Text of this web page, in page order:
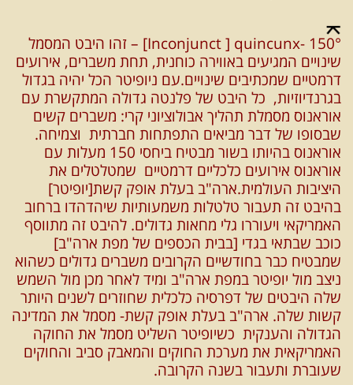
150° -Inconjunct ] quincunx] – זהו היבט המסמל
שינויים המגיעים באווירה כוחנית, תחת משברים, אירועים
דרמטיים שמכתיבים שינויים.עם ניופיטר הכל יהיה בגדול
בגרנדיוזיות, כל היבט של פלנטה גדולה המתקשרת עם
אוראנוס מסמלת תהליך אבולוציוני קרי: משברים קשים
שבסופו של דבר מביאים התפתחות חברתית וצמיחה.
אוראנוס בהיותו בשור מבטיח ביחסי 150 מעלות עם
אוראנוס אירועים כלכליים דרמטיים שמטלטלים את
היציבות העולמית.ארה"ב בעלת אופק קשת[יופיטר]
בהיבט זה תעבור טלטלות משמעותיות שיהדהדו ברחוב
האמריקאי ויעוררו גלי מחאות גדולים. להיבט זה מתווסף
כוכב שבתאי בגדי [בבית הכספים של מפת ארה"ב]
שמבטיח כבר בחודשיים הקרובים משברים גדולים כשהוא
ניצב מול יופיטר במפת ארה"ב ומיד לאחר מכן מול השמש
שלה היבטים של דפרסיה כלכלית שחוזרים לשנים היותר
קשות שלה. ארה"ב בעלת אופק קשת- מסמל את המדינה
הגדולה והענקית כשיופיטר השליט מסמל את החוקה
האמריקאית את מערכת החוקים והמאבק סביב והחוקים
שעוברת ותעבור בשנה הקרובה.